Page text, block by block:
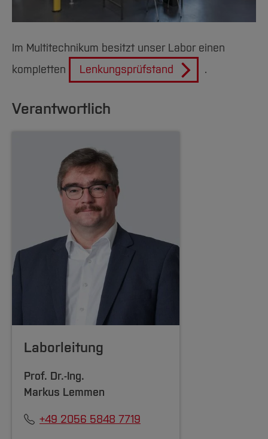
Im Multitechnikum besitzt unser Labor einen
kompletten
Lenkungsprüfstand .
Verantwortlich
Laborleitung
Prof. Dr.-Ing.
Markus Lemmen
+49 2056 5848 7719